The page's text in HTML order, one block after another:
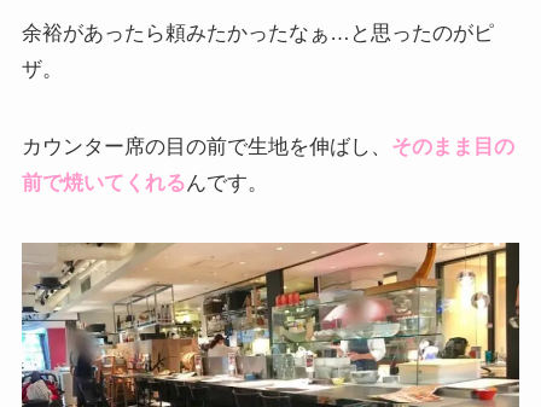
余裕があったら頼みたかったなぁ…と思ったのがピ
ザ。
カウンター席の目の前で生地を伸ばし、 そのまま目の
前で焼いてくれるんです。